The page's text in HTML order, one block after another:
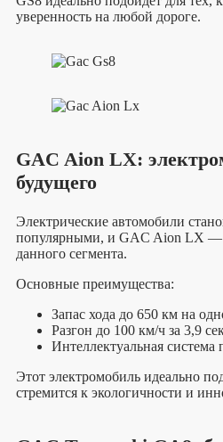
уверенность на любой дороге.
GAC Aion LX:
будущего
Электрические автомобили
популярными, и GAC Aion LX —
данного сегмента.
Основные преимущества:
Запас хода до 650 км на
Разгон до 100 км/ч за 3,9
Интеллектуальная
Этот электромобиль идеально
стремится к экологичности и